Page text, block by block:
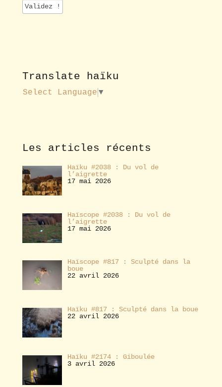
i
l
o
u
s
e
Translate haïku
Select Language ▼
Les articles récents
Haïku #2038 : Du vol de
l’aigrette
17 mai 2026
Haïscope #2038 : Du vol de
l’aigrette
17 mai 2026
Haïscope #817 : Sculpté dans la
boue
22 avril 2026
Haïku #817 : Sculpté dans la boue
22 avril 2026
Haïku #2174 : Giboulée
3 avril 2026